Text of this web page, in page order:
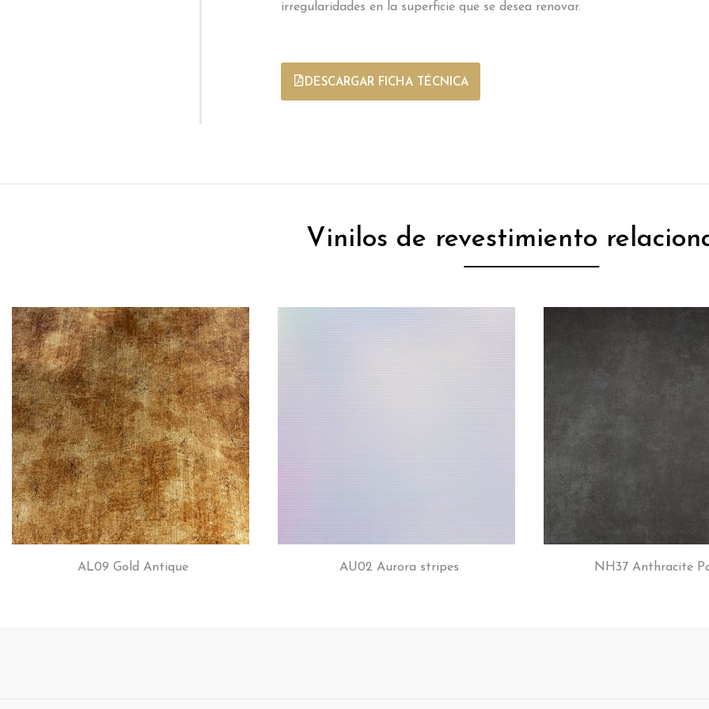
irregularidades en la superficie que se desea renovar.
DESCARGAR FICHA TÉCNICA
Vinilos de revestimiento
AL09 Gold Antique AU02 Aurora stripes NH37 Anthracite